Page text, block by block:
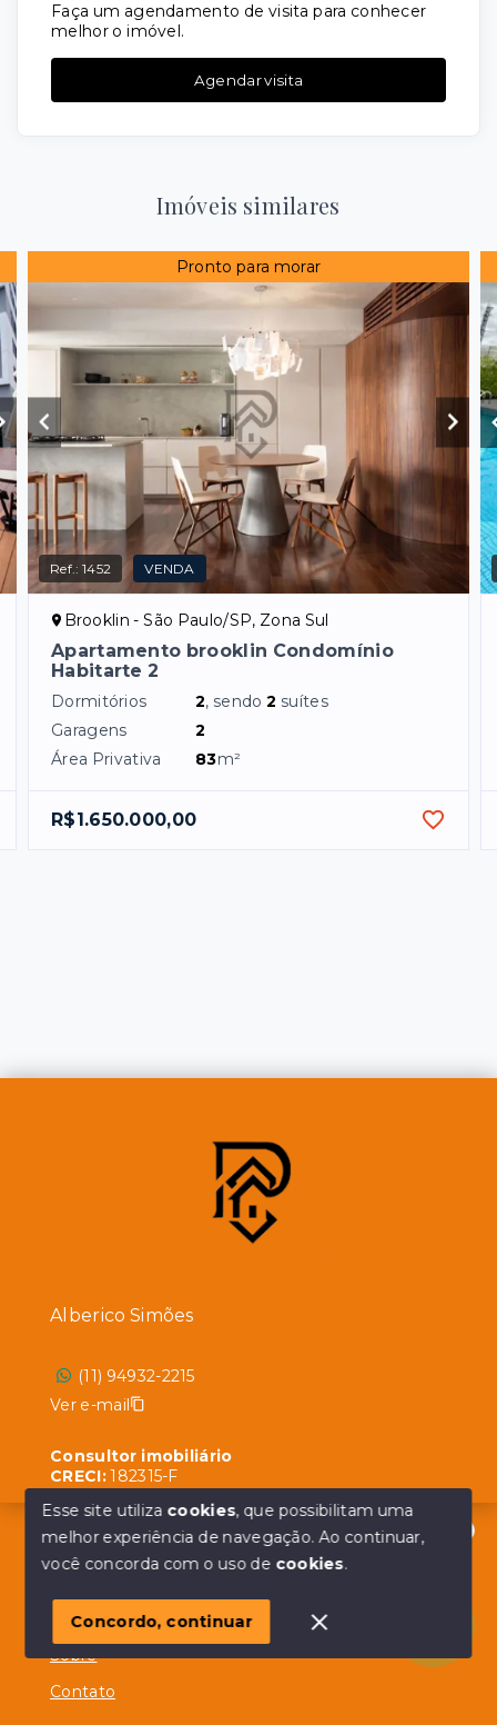
Faça um agendamento de visita para conhecer
melhor o imóvel.
Agendar visita
Imóveis similares
Pronto para morar
Ref.:1452 VENDA
Brooklin - São Paulo/SP, Zona Sul
Apartamento brooklin Condomínio
Habitarte 2
Dormitórios 2, sendo2 suítes
Garagens
2
Área Privativa
83m²
R$1.650.000,00
Olá! em posso ajudar?
Início
Sobre
Contato
Alberico Simões
(11) 94932-2215
Ver e-mail
Consultor imobiliário
CRECI:182315-F
Esse site utiliza cookies, que possibilitam uma
melhor experiência de navegação.Ao continuar,
você concorda com o uso de cookies.
Concordo, continuar